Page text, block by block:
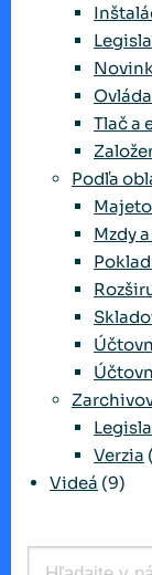
Tlač a
Podľa
Mzdy
Verzia
Videá (9)